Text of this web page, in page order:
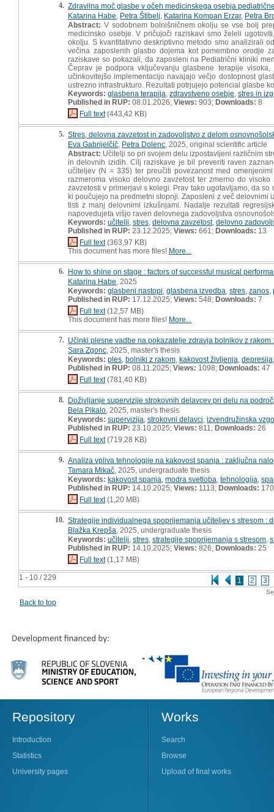
1 - 10 / 229 1 2 3
4. Zdravilna moč glasbe v očeh medicinskega osebja
Katarina Habe Petra Štibelj Katarina Kompan Erzar, Petra
Abstract: V sodobnem bolnišničnem okolju se vse bolj
medicinsko osebje. V pričujoči raziskavi smo želeli
okolju. S kvantitativno deskriptivno metodo smo analizirali
večina zaposlenih glasbo dojema kot pomembno orodje
raziskave so pokazali, da zaposleni na Pediatrični kliniki
Čeprav je podpora vključevanju glasbene terapije
učinkovitejšo implementacijo navajajo večjo dostopnost
ustrezno infrastrukturo. Rezultati potrjujejo potencial glasbe
Keywords: glasbena terapija zdravstveno osebje stres in
Published in RUP: 08.01.2026; Views: 903; Downloads: 8
Full text(443,42 KB)
5. Stres, delovna zavzetost in zadovoljstvo z delom
Eva Gabrijelčič Petra Dolenc , 2025, original scientific article
Abstract: Učitelji so pri svojem delu izpostavljeni različnim
in delovnih izidih. Cilj raziskave je bil preveriti raven
učiteljev (N = 335) ter preučiti povezanost med
razmeroma visoko delovno zavzetost ter zmerno do
zavzetosti v primerjavi s kolegi. Prav tako ugotavljamo, da
ki poučujejo na predmetni stopnji. Zaposleni z več
tisti z manj delovnimi izkušnjami. Nadalje rezultati
napovedujeta višjo raven delovnega zadovoljstva
Keywords: učitelji stres delovna zavzetost, delovno
Published in RUP: 23.12.2025; Views: 661; Downloads: 13
Full text(363,97 KB)
This document has more files! More...
6. How to shine on stage : factors of successful musical
Katarina Habe , 2025
Keywords: glasbeni nastopi glasbena izvedba stres zanos
Published in RUP: 17.12.2025; Views: 548; Downloads: 7
Full text(12,57 MB)
This document has more files! More...
7. Učinki plesne vadbe na pokazatelje zdravja bolnikov z
Sara Zgonc , 2025, master's thesis
Keywords: ples bolniki z rakom kakovost življenja depresija
Published in RUP: 08.11.2025; Views: 1098; Downloads: 47
Full text(781,40 KB)
8. Doživljanje supervizije strokovnih delavcev pri delu na
Bela Pikalo , 2025, master's thesis
Keywords: supervizija strokovni delavci izvendružinska
Published in RUP: 23.10.2025; Views: 811; Downloads: 26
Full text(719,28 KB)
9. Analiza vpliva tehnologije na kakovost spanja : zaključna
Tamara Mikač , 2025, undergraduate thesis
Keywords: kakovost spanja modra svetloba tehnologija
Published in RUP: 14.10.2025; Views: 1113; Downloads: 170
Full text(1,20 MB)
10. Strategije individualnega spoprijemanja učiteljev s stresom :
Blažka Krepša , 2025, undergraduate thesis
Keywords: učitelji stres strategije spoprijemanja s stresom
Published in RUP: 14.10.2025; Views: 826; Downloads: 25
Full text(1,17 MB)
Back to top
Repository
Introduction
Statistics
University pages
Works
Search
Browse
Upload of final works